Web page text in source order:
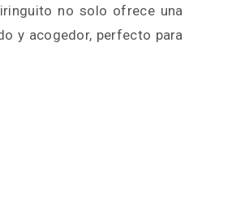
no solo ofrece una
y acogedor, perfecto para